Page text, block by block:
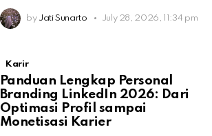
by Jati Sunarto July 28, 2026, 11:34 pm
Karir
Panduan Lengkap Personal
Branding LinkedIn 2026: Dari
Optimasi Profil sampai
Monetisasi Karier